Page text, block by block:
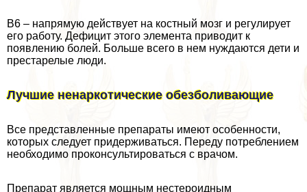
В6 – напрямую действует на костный мозг и регулирует
его работу. Дефицит этого элемента приводит к
появлению болей. Больше всего в нем нуждаются дети и
престарелые люди.
Лучшие ненаркотические обезболивающие
Все представленные препараты имеют особенности,
которых следует придерживаться. Переду потрeблением
необходимо проконсультироваться с врачом.
Препарат является мощным нестероидным